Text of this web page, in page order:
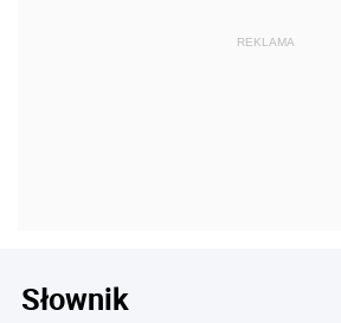
Słownik